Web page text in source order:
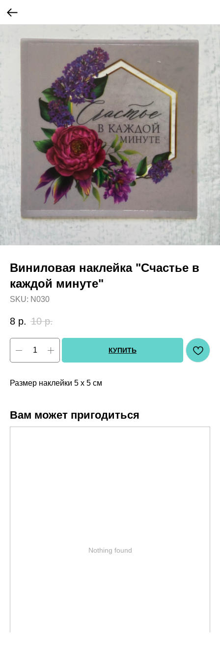
Виниловая наклейка "Счастье в
каждой минуте"
SKU: N030
8 р. 10 р.
КУПИТЬ
Размер наклейки 5 х 5 см
Вам может пригодиться
Nothing found